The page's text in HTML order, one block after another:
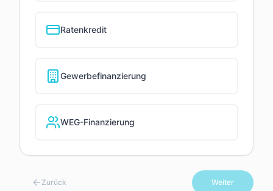
Ratenkredit
Gewerbefinanzierung
WEG-Finanzierung
Zurück Weiter